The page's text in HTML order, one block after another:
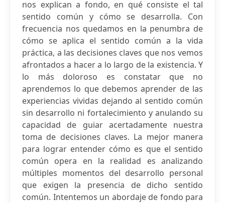
nos explican a fondo, en qué consiste el tal
sentido común y cómo se desarrolla. Con
frecuencia nos quedamos en la penumbra de
cómo se aplica el sentido común a la vida
práctica, a las decisiones claves que nos vemos
afrontados a hacer a lo largo de la existencia. Y
lo más doloroso es constatar que no
aprendemos lo que debemos aprender de las
experiencias vividas dejando al sentido común
sin desarrollo ni fortalecimiento y anulando su
capacidad de guiar acertadamente nuestra
toma de decisiones claves. La mejor manera
para lograr entender cómo es que el sentido
común opera en la realidad es analizando
múltiples momentos del desarrollo personal
que exigen la presencia de dicho sentido
común. Intentemos un abordaje de fondo para